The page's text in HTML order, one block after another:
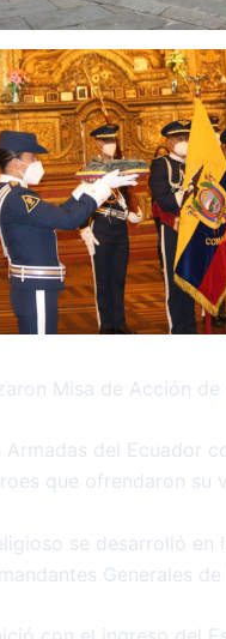
Misa de Acción
Armadas del Ecuador
que ofrendaron su
se desarrolló
Generales